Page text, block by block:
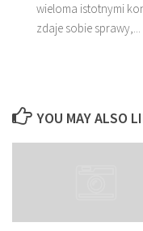
wieloma istotnymi
zdaje sobie sprawy,...
YOU MAY ALSO